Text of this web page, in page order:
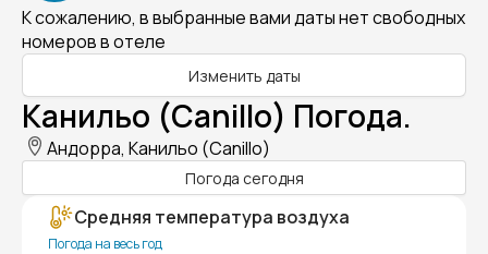
К сожалению, в выбранные вами даты нет свободных
номеров в отеле
Изменить даты
Канильо (Canillo) Погода.
Андорра, Канильо (Canillo)
Погода сегодня
Средняя температура воздуха
Погода на весь год